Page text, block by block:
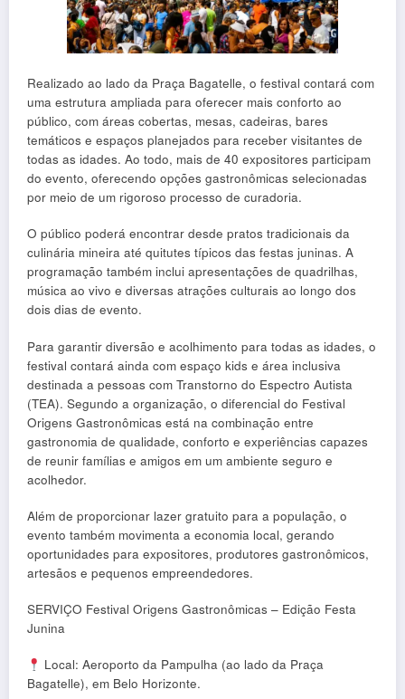
Realizado ao lado da Praça Bagatelle, o festival contará com
uma estrutura ampliada para oferecer mais conforto ao
público, com áreas cobertas, mesas, cadeiras, bares
temáticos e espaços planejados para receber visitantes de
todas as idades. Ao todo, mais de 40 expositores participam
do evento, oferecendo opções gastronômicas selecionadas
por meio de um rigoroso processo de curadoria.
O público poderá encontrar desde pratos tradicionais da
culinária mineira até quitutes típicos das festas juninas. A
programação também inclui apresentações de quadrilhas,
música ao vivo e diversas atrações culturais ao longo dos
dois dias de evento.
Para garantir diversão e acolhimento para todas as idades, o
festival contará ainda com espaço kids e área inclusiva
destinada a pessoas com Transtorno do Espectro Autista
(TEA). Segundo a organização, o diferencial do Festival
Origens Gastronômicas está na combinação entre
gastronomia de qualidade, conforto e experiências capazes
de reunir famílias e amigos em um ambiente seguro e
acolhedor.
Além de proporcionar lazer gratuito para a população, o
evento também movimenta a economia local, gerando
oportunidades para expositores, produtores gastronômicos,
artesãos e pequenos empreendedores.
SERVIÇO Festival Origens Gastronômicas – Edição Festa
Junina
Local: Aeroporto da Pampulha (ao lado da Praça
Bagatelle), em Belo Horizonte.